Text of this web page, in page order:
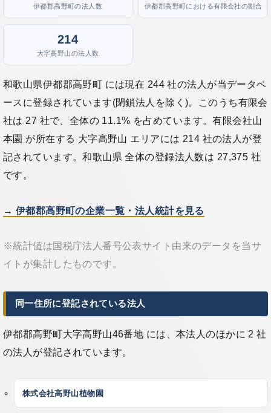
伊都郡高野町の法人数 伊都郡高野町における有限会社の割合
214
大字高野山の法人数
和歌山県伊都郡高野町 には現在 244 社の法人が当データベ
ースに登録されています(閉鎖法人を除く)。このうち有限会
社は 27 社で、全体の 11.1% を占めています。有限会社山
本園 が所在する 大字高野山 エリアには 214 社の法人が登
記されています。和歌山県 全体の登録法人数は 27,375 社
です。
→ 伊都郡高野町の企業一覧・法人統計を見る
※統計値は国税庁法人番号公表サイト由来のデータを当サ
イトが集計したものです。
同一住所に登記されている法人
伊都郡高野町大字高野山46番地 には、本法人のほかに 2 社
の法人が登記されています。
株式会社高野山植物園